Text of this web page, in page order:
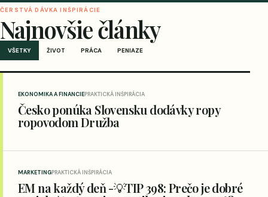
ČERSTVÁ DÁVKA INŠPIRÁCIE
Najnovšie články
VŠETKY ŽIVOT PRÁCA PENIAZE
EKONOMIKA A FINANCIEPRAKTICKÁ INŠPIRÁCIA
Česko ponúka Slovensku dodávky ropy
ropovodom Družba
MARKETINGPRAKTICKÁ INŠPIRÁCIA
EM na každý deň -💡TIP 398: Prečo je dobré